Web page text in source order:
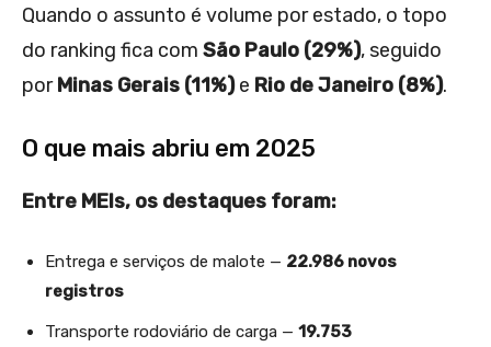
Quando o assunto é volume por estado, o topo
do ranking fica com São Paulo (29%), seguido
porMinas Gerais (11%)e Rio de Janeiro (8%).
O que mais abriu em 2025
Entre MEIs, os destaques foram:
Entrega e serviços de malote — 22.986 novos
registros
Transporte rodoviário de carga — 19.753